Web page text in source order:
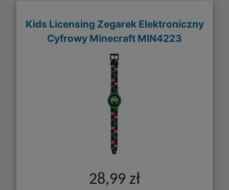
Kids Licensing Zegarek Elektroniczny
Cyfrowy Minecraft MIN4223
28,99 zł